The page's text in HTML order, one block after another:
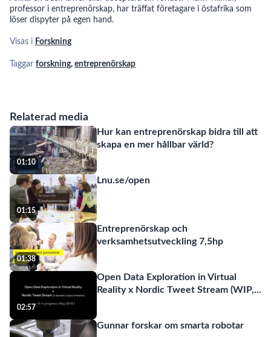
Relaterad media
01:10
Hur kan entreprenörskap bidra till att
skapa en mer hållbar värld?
01:15
Lnu.se/open
01:38
Entreprenörskap och
verksamhetsutveckling 7,5hp
02:57
Open Data Exploration in Virtual
Reality x Nordic Tweet Stream (WIP,...
Gunnar forskar om smarta robotar
professor i entreprenörskap, har träffat företagare i östafrika som
löser dispyter på egen hand.
Visas i Forskning
Taggar forskning, entreprenörskap